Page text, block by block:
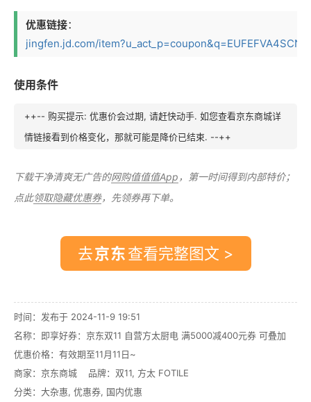
优惠链接：
jingfen.jd.com/
使用条件
++-- 购买提示: 优惠价会过期, 请赶快动手. 如您查看京东商城详
情链接看到价格变化，那就可能是降价已结束. --++
下载干净清爽无广告的网购值值值App ，第一时间得到内部特价；
点此领取隐藏优惠券，先领券再下单。
去 查看完整图文 >
时间：发布于 2024-11-9 19:51
名称： 即享好券：京东双11 自营方太厨电 满5000减400元券 可叠加
优惠价格： 有效期至11月11日~
商家： 京东商城 品牌： 双11, 方太 FOTILE
分类： 大杂惠, 优惠券, 国内优惠